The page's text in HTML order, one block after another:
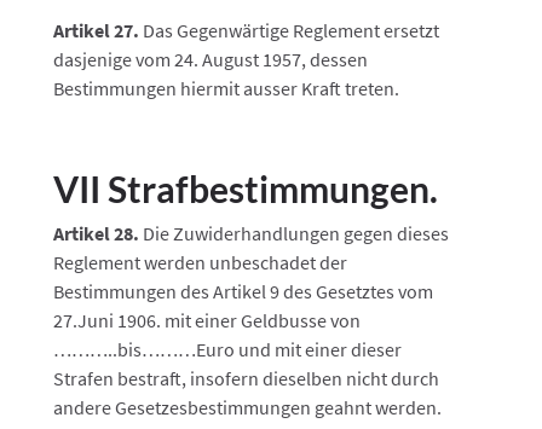
Artikel 27. Das Gegenwärtige Reglement ersetzt
dasjenige vom 24. August 1957, dessen
Bestimmungen hiermit ausser Kraft treten.
VII Strafbestimmungen.
Artikel 28. Die Zuwiderhandlungen gegen dieses
Reglement werden unbeschadet der
Bestimmungen des Artikel 9 des Gesetztes vom
27.Juni 1906. mit einer Geldbusse von
………..bis………Euro und mit einer dieser
Strafen bestraft, insofern dieselben nicht durch
andere Gesetzesbestimmungen geahnt werden.